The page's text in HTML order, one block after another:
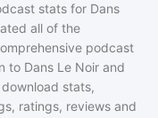
stats for Dans
all of the
podcast
to Dans Le Noir and
stats,
ratings, reviews and